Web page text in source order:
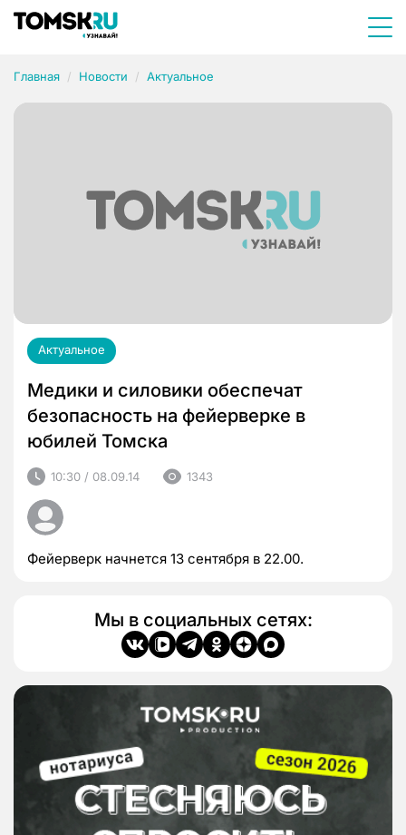
Главная Новости Актуальное
Актуальное
Медики и силовики обеспечат
безопасность на фейерверке в
юбилей Томска
10:30 / 08.09.14 1343
Фейерверк начнется 13 сентября в 22.00.
Мы в социальных сетях: